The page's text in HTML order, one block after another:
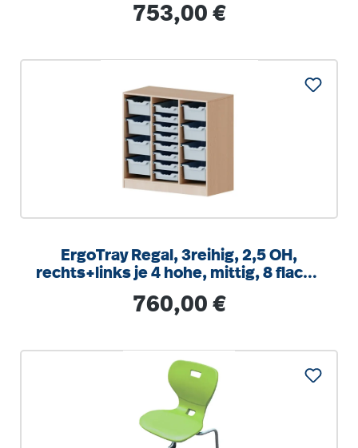
Regulärer Preis:
753,00 €
ErgoTray Regal, 3reihig, 2,5 OH,
rechts+links je 4 hohe, mittig, 8 flache
Regulärer Preis:
760,00 €